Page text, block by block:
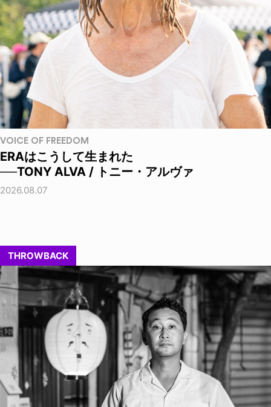
VOICE OF FREEDOM
ERAはこうして生まれた
──TONY ALVA / トニー・アルヴァ
2026.08.07
THROWBACK